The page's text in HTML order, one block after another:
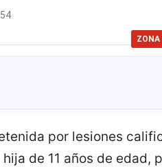
ZONA
por lesiones
de 11 años de edad,